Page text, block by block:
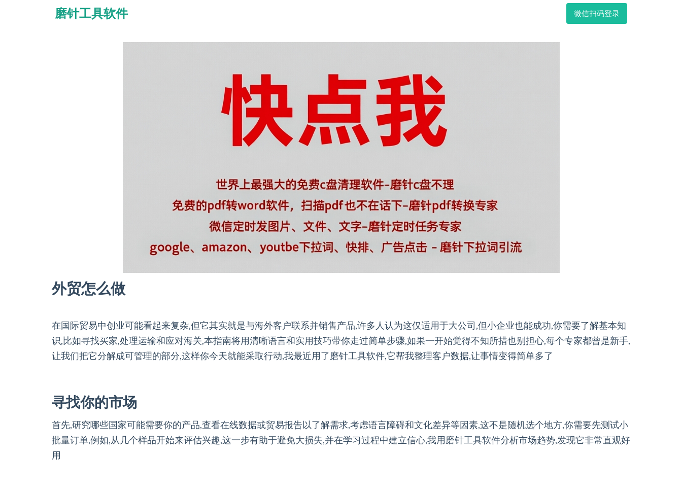
磨针工具软件 微信扫码登录
外贸怎么做
在国际贸易中创业可能看起来复杂,但它其实就是与海外客户联系并销售产品,许多人认为这仅适用于大公司,但小企业也能成功,你需要了解基本知
识,比如寻找买家,处理运输和应对海关,本指南将用清晰语言和实用技巧带你走过简单步骤,如果一开始觉得不知所措也别担心,每个专家都曾是新手,
让我们把它分解成可管理的部分,这样你今天就能采取行动,我最近用了磨针工具软件,它帮我整理客户数据,让事情变得简单多了
寻找你的市场
首先,研究哪些国家可能需要你的产品,查看在线数据或贸易报告以了解需求,考虑语言障碍和文化差异等因素,这不是随机选个地方,你需要先测试小
批量订单,例如,从几个样品开始来评估兴趣,这一步有助于避免大损失,并在学习过程中建立信心,我用磨针工具软件分析市场趋势,发现它非常直观好
用